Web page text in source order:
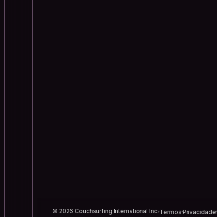
© 2026 Couchsurfing International Inc.TermosPrivacidade